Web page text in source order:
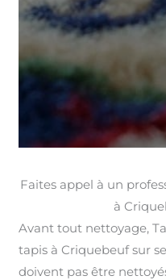
Faites appel à un
à
Avant tout nettoyage,
tapis à Criquebeuf sur
doivent pas être